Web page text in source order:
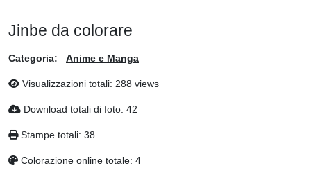
Jinbe da colorare
Categoria: Anime e Manga
Visualizzazioni totali: 288 views
Download totali di foto: 42
Stampe totali: 38
Colorazione online totale: 4